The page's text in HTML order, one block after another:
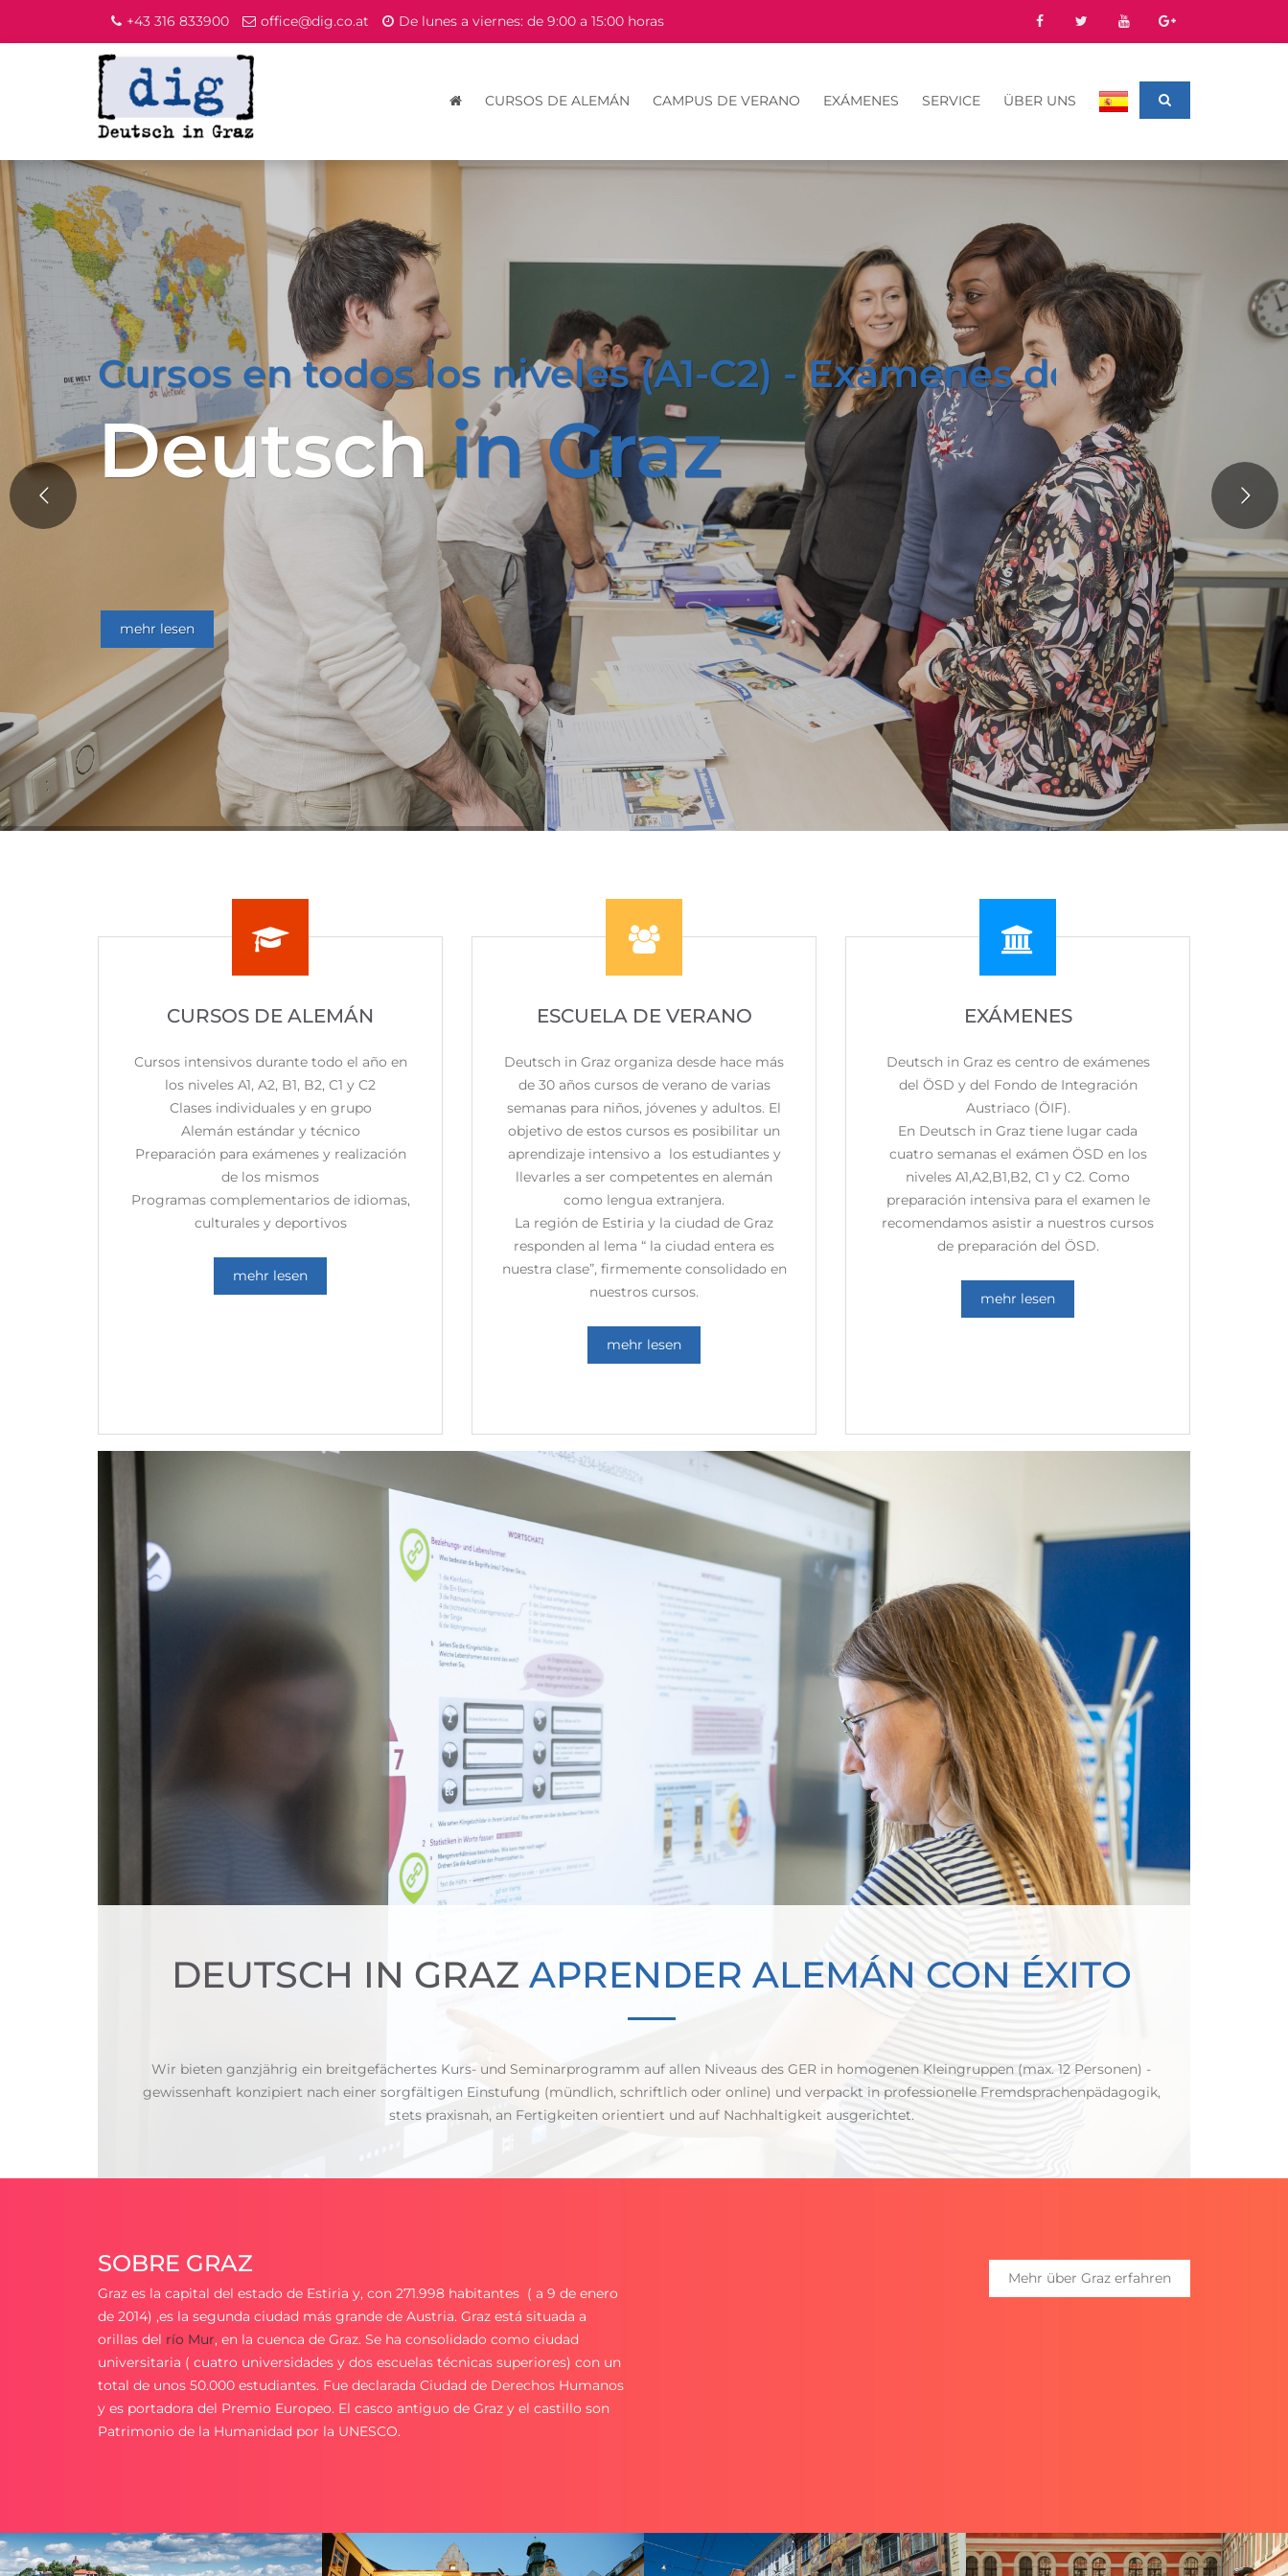
+43 316 833900 office@dig.co.at De lunes a viernes: de 9:00 a 15:00 horas
CURSOS DE ALEMÁN CAMPUS DE VERANO EXÁMENES SERVICE ÜBER UNS
Cursos en todos los niveles (A1-C2) - Exámenes de
Deutschin Graz
mehr lesen
CURSOS DE ALEMÁN
Cursos intensivos durante todo el año en
los niveles A1, A2, B1, B2, C1 y C2
Clases individuales y en grupo
Alemán estándar y técnico
Preparación para exámenes y realización
de los mismos
Programas complementarios de idiomas,
culturales y deportivos
mehr lesen
ESCUELA DE VERANO
Deutsch in Graz organiza desde hace más
de 30 años cursos de verano de varias
semanas para niños, jóvenes y adultos. El
objetivo de estos cursos es posibilitar un
aprendizaje intensivo a los estudiantes y
llevarles a ser competentes en alemán
como lengua extranjera.
La región de Estiria y la ciudad de Graz
responden al lema “ la ciudad entera es
nuestra clase”, firmemente consolidado en
nuestros cursos.
mehr lesen
EXÁMENES
Deutsch in Graz es centro de exámenes
del ÖSD y del Fondo de Integración
Austriaco (ÖIF).
En Deutsch in Graz tiene lugar cada
cuatro semanas el exámen ÖSD en los
niveles A1,A2,B1,B2, C1 y C2. Como
preparación intensiva para el examen le
recomendamos asistir a nuestros cursos
de preparación del ÖSD.
mehr lesen
DEUTSCH IN GRAZ APRENDER ALEMÁN CON ÉXITO
Wir bieten ganzjährig ein breitgefächertes Kurs- und Seminarprogramm auf allen Niveaus des GER in homogenen Kleingruppen (max. 12 Personen) -
gewissenhaft konzipiert nach einer sorgfältigen Einstufung (mündlich, schriftlich oder online) und verpackt in professionelle Fremdsprachenpädagogik,
stets praxisnah, an Fertigkeiten orientiert und auf Nachhaltigkeit ausgerichtet.
SOBRE GRAZ
Graz es la capital del estado de Estiria y, con 271.998 habitantes ( a 9 de enero
de 2014) ,es la segunda ciudad más grande de Austria. Graz está situada a
orillas del río Mur, en la cuenca de Graz. Se ha consolidado como ciudad
universitaria ( cuatro universidades y dos escuelas técnicas superiores) con un
total de unos 50.000 estudiantes. Fue declarada Ciudad de Derechos Humanos
y es portadora del Premio Europeo. El casco antiguo de Graz y el castillo son
Patrimonio de la Humanidad por la UNESCO.
Mehr über Graz erfahren